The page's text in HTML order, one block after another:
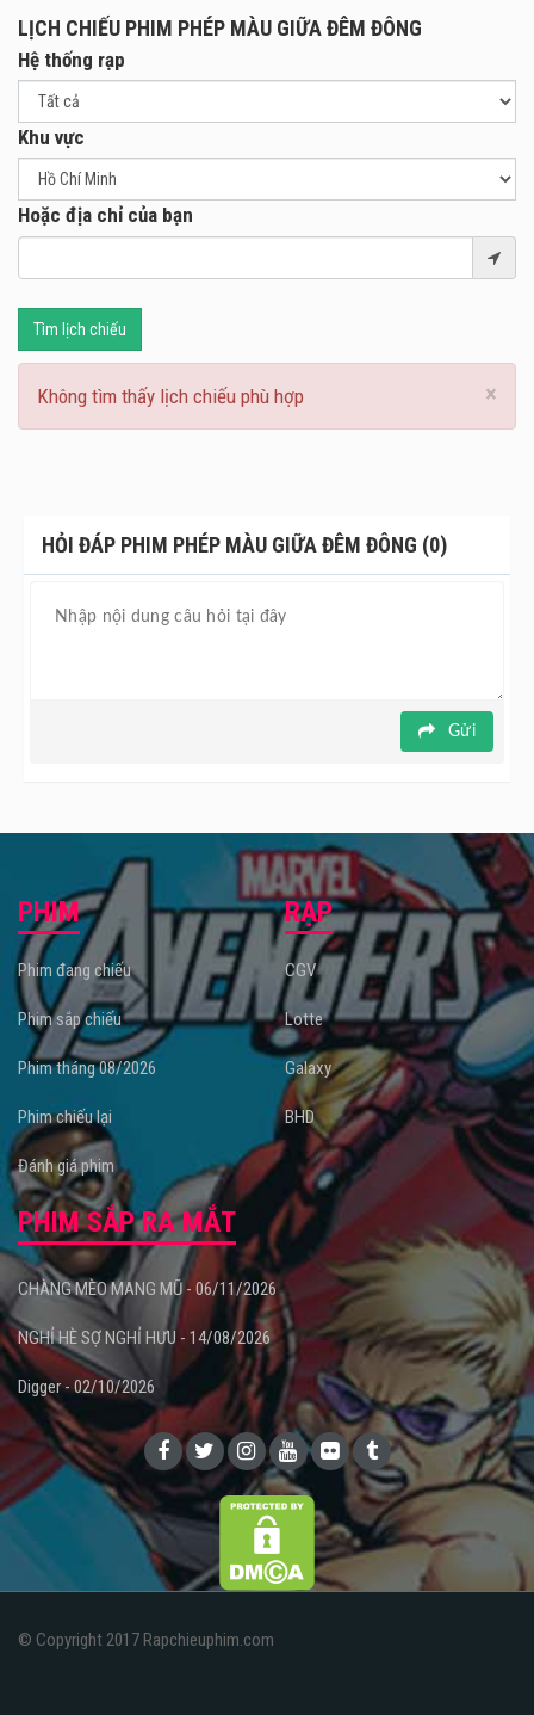
tình thân và tình người vẫn tỏa sáng, mang đến niềm hy
vọng và sự gắn kết trong những lúc khó khăn nhất.
LỊCH CHIẾU PHIM PHÉP MÀU GIỮA ĐÊM ĐÔNG
Hệ thống rạp
Khu vực
Hoặc địa chỉ của bạn
Tìm lịch chiếu
×
Không tìm thấy lịch chiếu phù hợp
HỎI ĐÁP PHIM PHÉP MÀU GIỮA ĐÊM ĐÔNG (0)
Gửi
PHIM
Phim đang chiếu
Phim sắp chiếu
Phim tháng 08/2026
Phim chiếu lại
Đánh giá phim
RẠP
CGV
Lotte
Galaxy
BHD
PHIM SẮP RA MẮT
CHÀNG MÈO MANG MŨ - 06/11/2026
NGHỈ HÈ SỢ NGHỈ HƯU - 14/08/2026
Digger - 02/10/2026
© Copyright 2017 Rapchieuphim.com